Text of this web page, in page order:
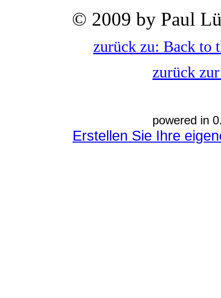
© 2009 by Paul
zurück zu: Back to
zurück
powered in
Erstellen Sie Ihre